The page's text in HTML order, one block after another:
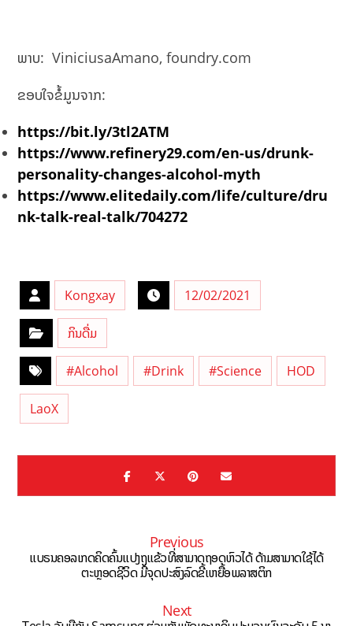
ພາບ: ViniciusaAmano, foundry.com
ຂອບໃຈຂໍ້ມູນຈາກ:
https://bit.ly/3tl2ATM
https://www.refinery29.com/en-us/drunk-
personality-changes-alcohol-myth
https://www.elitedaily.com/life/culture/dru
nk-talk-real-talk/704272
Kongxay 12/02/2021
ກິນດື່ມ
#Alcohol #Drink #Science HOD
LaoX
Previous
ແບຣນຄອລເກດຄິດຄົ້ນແປງຖູແຂ້ວທີ່ສາມາດຖອດຫົວໄດ້ ດ້າມສາມາດໃຊ້ໄດ້
ຕະຫຼອດຊີວິດ ມີຈຸດປະສົງລົດຂີ້ເຫຍື້ອພລາສຕິກ
Next